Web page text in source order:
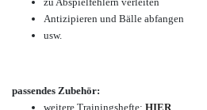
Antizipieren und Bälle abfangen
usw.
passendes Zubehör:
weitere Trainingshefte: HIER